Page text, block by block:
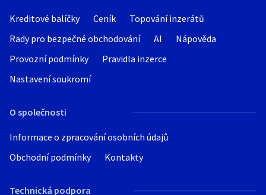
Kreditové balíčky Ceník
Topování inzerátů
Rady pro bezpečné obchodování
AI
Nápověda
Provozní podmínky
Pravidla inzerce
Nastavení soukromí
O společnosti
Informace o zpracování osobních údajů
Obchodní podmínky
Kontakty
Technická podpora